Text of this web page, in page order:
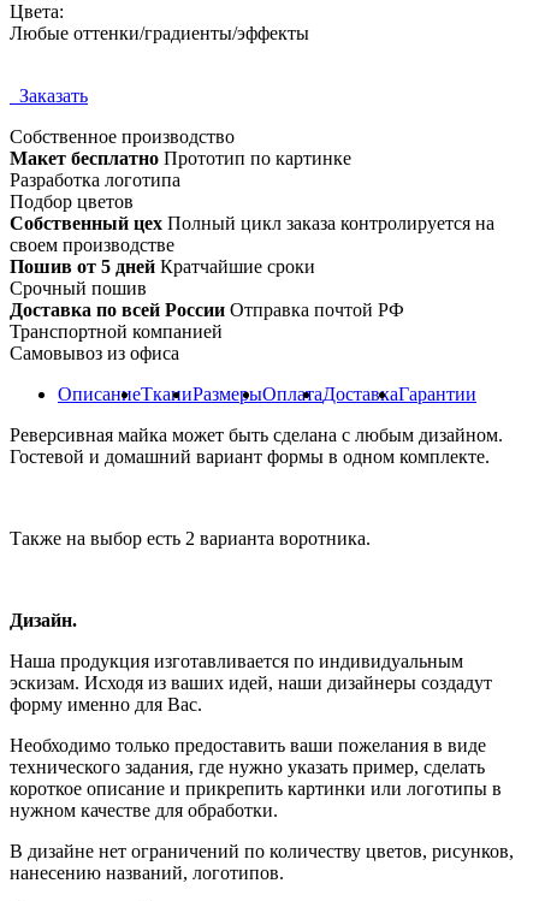
Цвета:
Любые оттенки/градиенты/эффекты
Заказать
Собственное производство
Макет бесплатно Прототип по картинке
Разработка логотипа
Подбор цветов
Собственный цех Полный цикл заказа контролируется на
своем производстве
Пошив от 5 дней Кратчайшие сроки
Срочный пошив
Доставка по всей России Отправка почтой РФ
Транспортной компанией
Самовывоз из офиса
ОписаниеТканиРазмерыОплатаДоставкаГарантии
Реверсивная майка может быть сделана с любым дизайном.
Гостевой и домашний вариант формы в одном комплекте.
Также на выбор есть 2 варианта воротника.
Дизайн.
Наша продукция изготавливается по индивидуальным
эскизам. Исходя из ваших идей, наши дизайнеры создадут
форму именно для Вас.
Необходимо только предоставить ваши пожелания в виде
технического задания, где нужно указать пример, сделать
короткое описание и прикрепить картинки или логотипы в
нужном качестве для обработки.
В дизайне нет ограничений по количеству цветов, рисунков,
нанесению названий, логотипов.